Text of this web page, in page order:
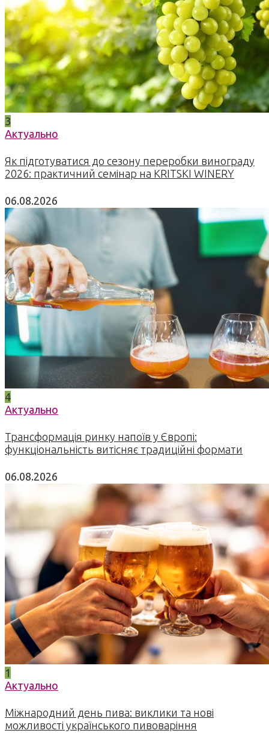
3
Актуально
Як підготуватися до сезону переробки винограду
2026: практичний семінар на KRITSKI WINERY
06.08.2026
4
Актуально
Трансформація ринку напоїв у Європі:
функціональність витісняє традиційні формати
06.08.2026
1
Актуально
Міжнародний день пива: виклики та нові
можливості українського пивоваріння